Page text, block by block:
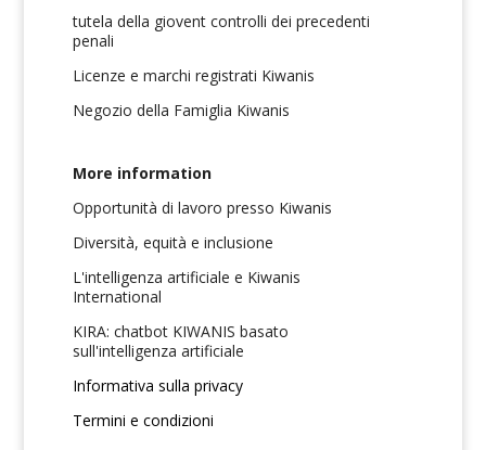
tutela della giovent controlli dei precedenti
penali
Licenze e marchi registrati Kiwanis
Negozio della Famiglia Kiwanis
More information
Opportunità di lavoro presso Kiwanis
Diversità, equità e inclusione
L'intelligenza artificiale e Kiwanis
International
KIRA: chatbot KIWANIS basato
sull'intelligenza artificiale
Informativa sulla privacy
Termini e condizioni